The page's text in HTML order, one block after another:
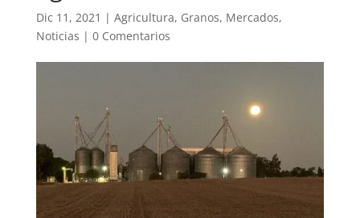
Dic 11, 2021 | Agricultura, Granos, Mercados,
Noticias | 0 Comentarios